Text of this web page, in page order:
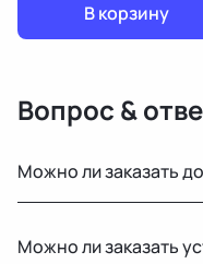
В корзину
Вопрос &
Можно ли заказать
другие регионы РФ.
Можно ли заказать